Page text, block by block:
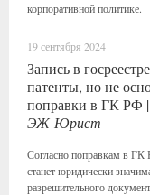
корпоративной политике.
19 сентября 2024
Запись в
патенты, но не
поправки в ГК РФ |
ЭЖ-Юрист
Согласно поправкам в ГК
станет юридически
разрешительного